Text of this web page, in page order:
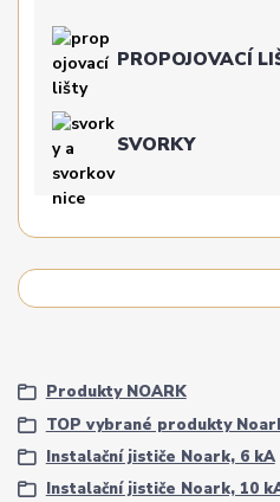
PROPOJOVACÍ
SVORKY
Produkty NOARK
TOP vybrané produkty
Instalační jističe Noark, 6 kA
Instalační jističe Noark, 10